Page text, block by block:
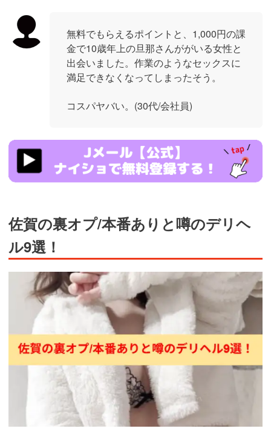
無料でもらえるポイントと、1,000円の課
金で10歳年上の旦那さんががいる女性と
出会いました。作業のようなセックスに
満足できなくなってしまったそう。
コスパヤバい。(30代/会社員)
https://ac.m-
ads.jp/t6d63J515a0bact6/cl/?
bId=93863658&msid=13922
佐賀の裏オプ/本番ありと噂のデリヘ
ル9選！